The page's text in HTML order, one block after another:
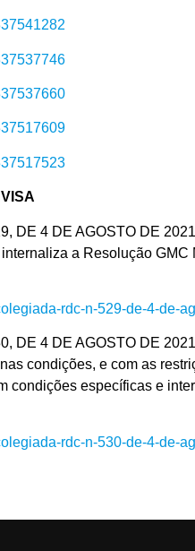
DE 4 DE AGOSTO DE
a Resolução
rdc-n-529-de-4-de-
DE 4 DE AGOSTO DE
condições, e com as
condições específicas e
rdc-n-530-de-4-de-